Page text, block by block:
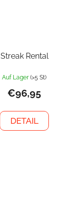
Streak Rental
Auf Lager (>5 St)
€96,95
DETAIL